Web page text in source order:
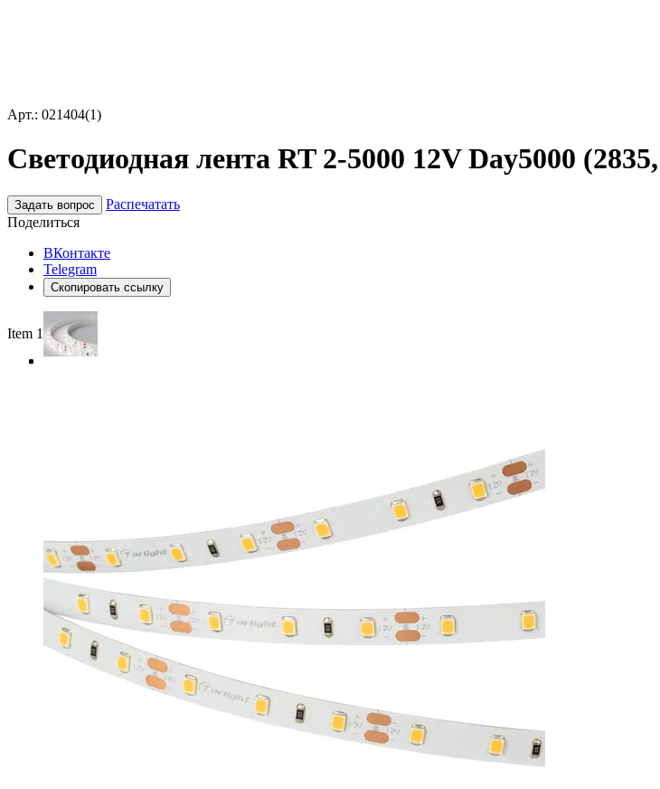
Арт.: 021404(1)
Светодиодная лента RT 2-5000 12V Day5000
Задать вопрос
Распечатать
Поделиться
ВКонтакте
Telegram
Скопировать ссылку
Item 1 of 4